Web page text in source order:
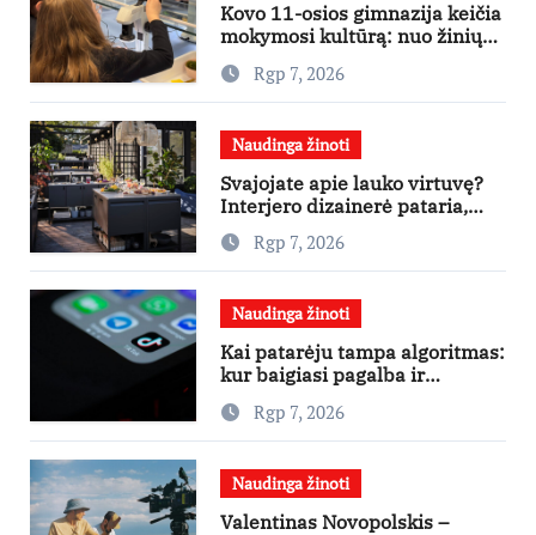
Kovo 11-osios gimnazija keičia
mokymosi kultūrą: nuo žinių
kaupimo – prie jų supratimo ir
taikymo
Rgp 7, 2026
Naudinga žinoti
Svajojate apie lauko virtuvę?
Interjero dizainerė pataria,
nuo ko pradėti
Rgp 7, 2026
Naudinga žinoti
Kai patarėju tampa algoritmas:
kur baigiasi pagalba ir
prasideda reklama?
Rgp 7, 2026
Naudinga žinoti
Valentinas Novopolskis –